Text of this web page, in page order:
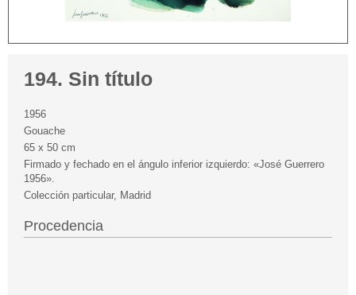
194. Sin título
1956
Gouache
65 x 50 cm
Firmado y fechado en el ángulo inferior izquierdo: «José Guerrero
1956».
Colección particular, Madrid
Procedencia